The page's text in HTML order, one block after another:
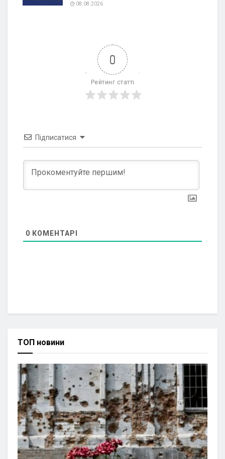
08.08.2026
0
Рейтинг статті
Підписатися
0 КОМЕНТАРІ
ТОП новини